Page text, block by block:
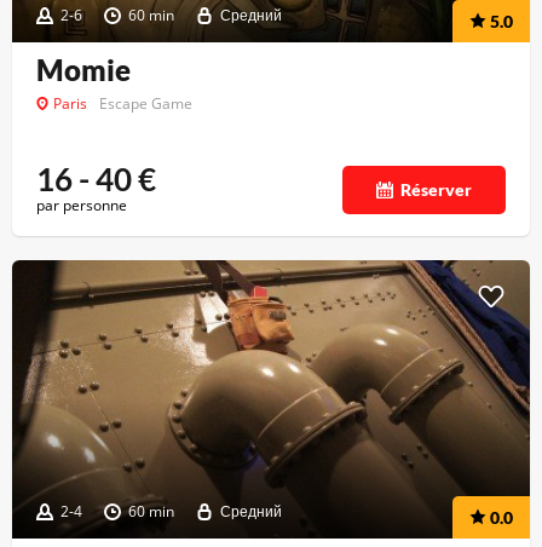
2-6 60 min Средний 5.0
Momie
Paris Escape Game
16 - 40€
par personne
Réserver
2-4 60 min Средний 0.0